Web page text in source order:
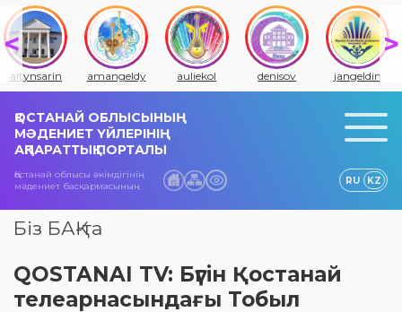
altynsarin amangeldy auliekol denisov jangeldin
ҚОСТАНАЙ ОБЛЫСЫНЫҢ
МӘДЕНИЕТ ҮЙЛЕРІНІҢ
АҚПАРАТТЫҚ ПОРТАЛЫ
Қостанай облысы әкімдігінің
мәдениет басқармасының
RU KZ
Біз БАҚ-та
QOSTANAI TV: Бүгін Қостанай
телеарнасындағы Тобыл